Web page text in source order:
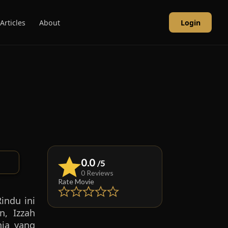
Articles About Login
ini
Izzah
yang
0.0 /5
0 Reviews
Rate Movie